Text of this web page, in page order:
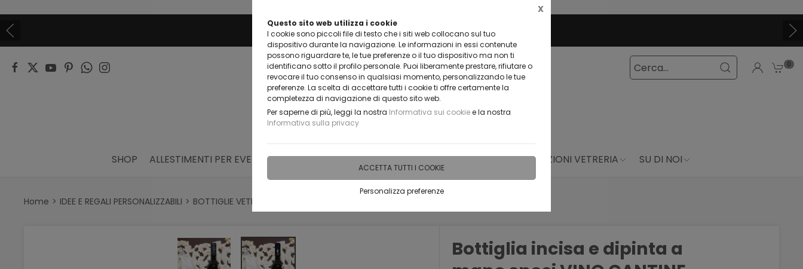
Questo sito web utilizza i cookie
I cookie sono piccoli file di testo che i siti web collocano sul tuo
dispositivo durante la navigazione. Le informazioni in essi contenute
possono riguardare te, le tue preferenze o il tuo dispositivo ma non ti
identificano sotto il profilo personale. Puoi liberamente prestare, rifiutare o
revocare il tuo consenso in qualsiasi momento, personalizzando le tue
preferenze. La scelta di accettare tutti i cookie ti offre certamente la
completezza di navigazione di questo sito web.
Per saperne di più, leggi la nostra Informativa sui cookiee la nostra
Informativa sulla privacy
ACCETTA TUTTI I COOKIE
Personalizza preferenze
X
VUOI DIVENTARE UN NOSTRO RIVENDITORE?
CONTATTACI
0
SHOP ALLESTIMENTI PER EVENTI IDEE PERSONALIZZABILI RECENSIONI HORECA PRODUZIONI VETRERIA SU DI NOI
Home IDEE E REGALI PERSONALIZZABILI BOTTIGLIE VETRO PERSONALIZZATE
Bottiglia incisa e dipinta a